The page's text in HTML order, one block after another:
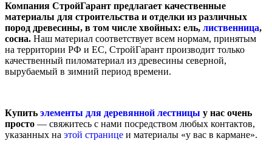
Компания СтройГарант предлагает качественные
материалы для строительства и отделки из различных
пород древесины, в том числе хвойных: ель, лиственница,
сосна. Наш материал соответствует всем нормам, принятым
на территории РФ и ЕС, СтройГарант производит только
качественный пиломатериал из древесины северной,
вырубаемый в зимний период времени.
Купить элементы для деревянной лестницы у нас очень
просто — свяжитесь с нами посредством любых контактов,
указанных на этой странице и материалы «у вас в кармане».